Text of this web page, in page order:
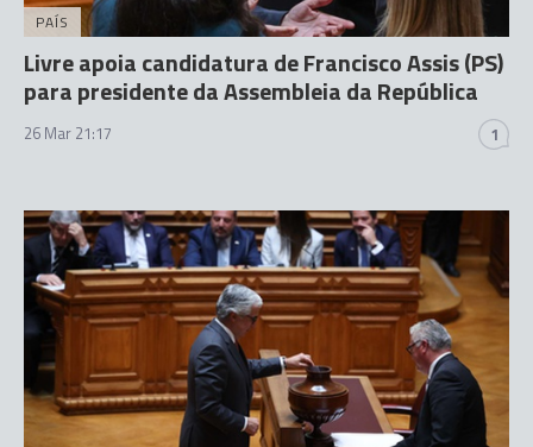
PAÍS
Livre apoia candidatura de Francisco Assis (PS)
para presidente da Assembleia da República
26 Mar 21:17 1